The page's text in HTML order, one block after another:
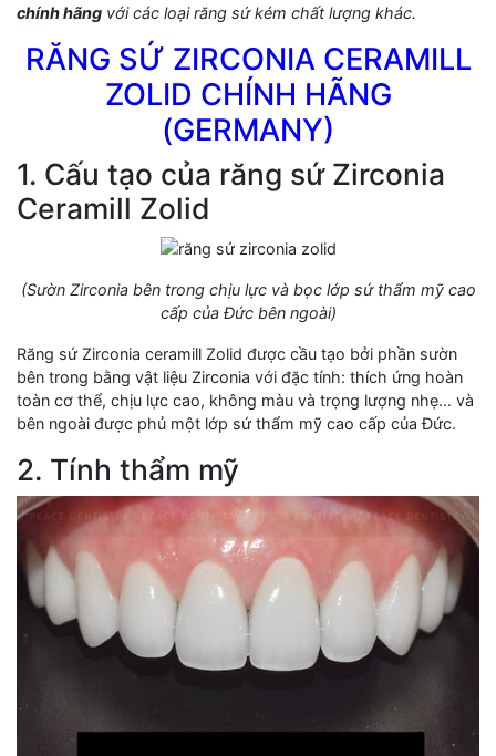
chính hãng với các loại răng sứ kém chất lượng khác.
RĂNG SỨ ZIRCONIA CERAMILL
ZOLID CHÍNH HÃNG
(GERMANY)
1. Cấu tạo của răng sứ Zirconia
Ceramill Zolid
(Sườn Zirconia bên trong chịu lực và bọc lớp sứ thẩm mỹ cao
cấp của Đức bên ngoài)
Răng sứ Zirconia ceramill Zolid được cầu tạo bởi phần sườn
bên trong bằng vật liệu Zirconia với đặc tính: thích ứng hoàn
toàn cơ thể, chịu lực cao, không màu và trọng lượng nhẹ… và
bên ngoài được phủ một lớp sứ thẩm mỹ cao cấp của Đức.
2. Tính thẩm mỹ